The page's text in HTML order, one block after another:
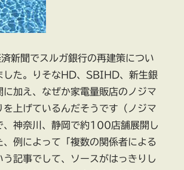
調
査
に
聞でスルガ銀行の再建策につい
した。りそなHD、SBIHD、新生銀
に加え、なぜか家電量販店のノジマ
を上げているんだそうです（ノジマ
、神奈川、静岡で約100店舗展開し
、例によって「複数の関係者による
う記事でして、ソースがはっきりし